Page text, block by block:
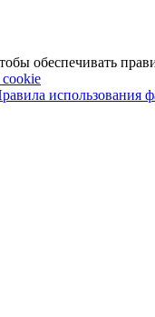
обеспечивать
использования